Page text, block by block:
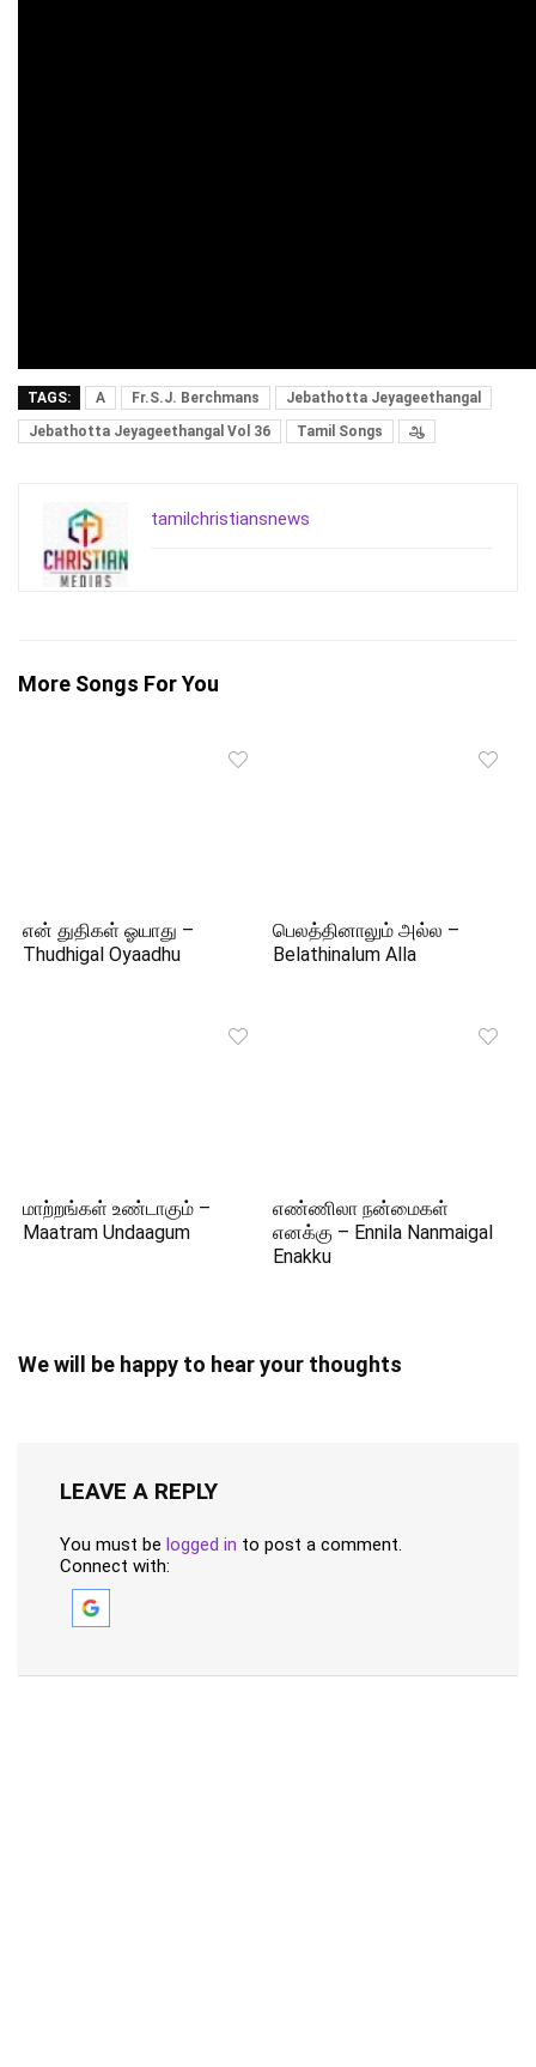
TAGS: A Fr.S.J. Berchmans
Jebathotta Jeyageethangal
Jebathotta Jeyageethangal Vol 36
Tamil Songs ஆ
tamilchristiansnews
More Songs For You
என் துதிகள் ஓயாது –
Thudhigal Oyaadhu
பெலத்தினாலும் அல்ல –
Belathinalum Alla
மாற்றங்கள் உண்டாகும் –
Maatram Undaagum
எண்ணிலா நன்மைகள்
எனக்கு – Ennila Nanmaigal
Enakku
We will be happy to hear your thoughts
LEAVE A REPLY
You must be logged in to post a comment.
Connect with: